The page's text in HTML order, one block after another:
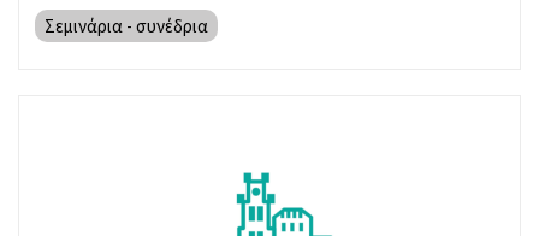
Σεμινάρια - συνέδρια